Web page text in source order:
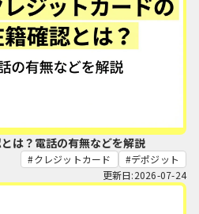
は？電話の有無などを解説
クレジットカード
デポジット
更新日:2026-07-24